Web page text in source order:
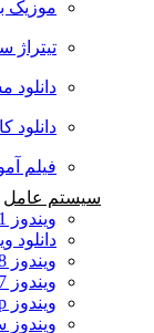
موزیک بی کلام
تیتراژ سریال
دانلود مستند
دانلود کارتون و
فیلم آموزشی
عامل
دانلود ویندوز 10
ویندوز سرور